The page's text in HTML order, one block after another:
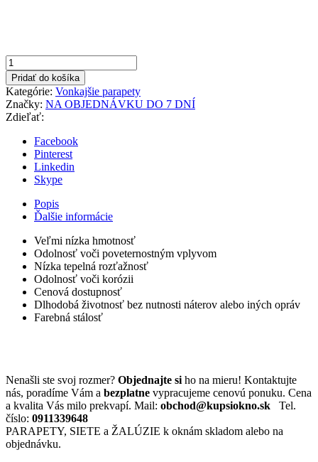
množstvo
Biela
240x1200mm
Vonkajší
parapet
hliníkový
Pridať do košíka
Kategórie: Vonkajšie parapety
Značky: NA OBJEDNÁVKU DO 7 DNÍ
Zdieľať:
Facebook
Pinterest
Linkedin
Skype
Popis
Ďalšie informácie
Veľmi nízka hmotnosť
Odolnosť voči poveternostným vplyvom
Nízka tepelná rozťažnosť
Odolnosť voči korózii
Cenová dostupnosť
Dlhodobá životnosť bez nutnosti náterov alebo iných opráv
Farebná stálosť
Nenašli ste svoj rozmer? Objednajte si ho na mieru! Kontaktujte
nás, poradíme Vám a bezplatne vypracujeme cenovú ponuku. Cena
a kvalita Vás milo prekvapí. Mail: obchod@kupsiokno.sk Tel.
číslo: 0911339648
PARAPETY, SIETE a ŽALÚZIE k oknám skladom alebo na
objednávku.